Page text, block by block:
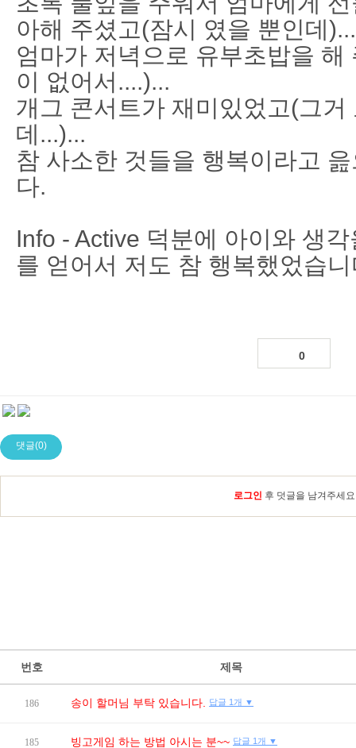
아해 주셨고(잠시 였을 뿐인데
엄마가 저녁으로 유부초밥을 해
이 없어서....)...
개그 콘서트가 재미있었고(그
데...)...
참 사소한 것들을 행복이라고
다.
Info - Active 덕분에 아이와 생
를 얻어서 저도 참 행복했었습
0
댓글(0)
로그인 후 덧글을 남겨주세요
번호 제목
186 송이 할머님 부탁 있습니다. 답글 1개 ▼
185 빙고게임 하는 방법 아시는 분~~ 답글 1개 ▼